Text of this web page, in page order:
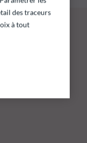
des traceurs
à tout